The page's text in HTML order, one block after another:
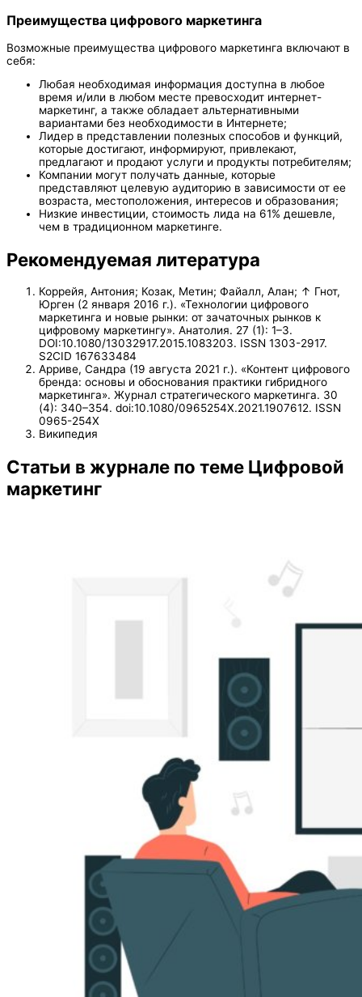
Преимущества цифрового маркетинга
Возможные преимущества цифрового маркетинга включают в
себя:
Любая необходимая информация доступна в любое
время и/или в любом месте превосходит интернет-
маркетинг, а также обладает альтернативными
вариантами без необходимости в Интернете;
Лидер в представлении полезных способов и функций,
которые достигают, информируют, привлекают,
предлагают и продают услуги и продукты потребителям;
Компании могут получать данные, которые
представляют целевую аудиторию в зависимости от ее
возраста, местоположения, интересов и образования;
Низкие инвестиции, стоимость лида на 61% дешевле,
чем в традиционном маркетинге.
Рекомендуемая литература
Коррейя, Антония; Козак, Метин; Файалл, Алан; ↑ Гнот,
Юрген (2 января 2016 г.). «Технологии цифрового
маркетинга и новые рынки: от зачаточных рынков к
цифровому маркетингу». Анатолия. 27 (1): 1–3.
DOI:10.1080/13032917.2015.1083203. ISSN 1303-2917.
S2CID 167633484
Арриве, Сандра (19 августа 2021 г.). «Контент цифрового
бренда: основы и обоснования практики гибридного
маркетинга». Журнал стратегического маркетинга. 30
(4): 340–354. doi:10.1080/0965254X.2021.1907612. ISSN
0965-254X
Википедия
Статьи в журнале по теме Цифровой
маркетинг